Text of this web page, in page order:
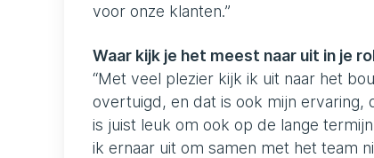
voor onze klanten.”
Waar kijk je het meest naar uit in je
“Met veel plezier kijk ik uit naar het
overtuigd, en dat is ook mijn
is juist leuk om ook op de lange
ik ernaar uit om samen met het team